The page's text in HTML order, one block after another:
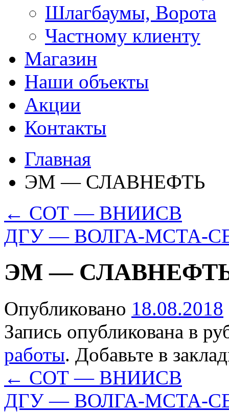
Шлагбаумы, Ворота
Частному клиенту
Магазин
Наши объекты
Акции
Контакты
Главная
ЭМ — СЛАВНЕФТЬ
← СОТ — ВНИИСВ
ДГУ — ВОЛГА-МСТА-
ЭМ —
Опубликовано 18.08.2018
Запись опубликована в
работы. Добавьте в
← СОТ — ВНИИСВ
ДГУ — ВОЛГА-МСТА-